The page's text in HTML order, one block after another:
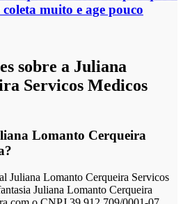
muito e age pouco
sobre a Juliana
Servicos Medicos
Lomanto Cerqueira
Juliana Lomanto Cerqueira Servicos
Juliana Lomanto Cerqueira